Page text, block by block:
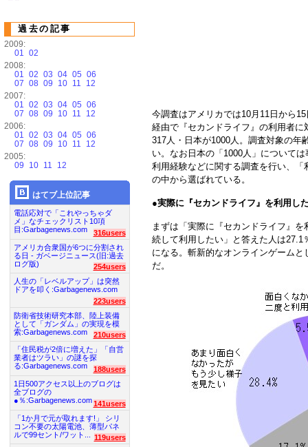
今調査はアメリカでは10月11日から
経由で『セカンドライフ』の利用者
317人・日本が1000人。調査対象の年
い。なお日本の「1000人」について
利用経験などに関する調査を行い、
の中から選ばれている。
●実際に『セカンドライフ』を利用し
まずは「実際に『セカンドライフ』
続して利用したい」と答えた人は
になる。斬新的なオンラインゲーム
だ。
過去の記事
2009:
01 02
2008:
01 02 03 04 05 06
07 08 09 10 11
12
2007:
01 02 03 04 05 06
07 08 09 10 11
12
2006:
01 02 03 04 05 06
07 08 09 10 11
12
2005:
09
10 11 12
はてブ上位記事
電話応対で「これやっちゃダ
メ」なチェックリスト10項
目:Garbagenews.com
316users
アメリカ合衆国が6つに分割され
る日 - ガベージニュース(旧:過去
ログ版)
254users
人生の「レベルアップ」は突然
ドアを叩く:Garbagenews.com
223users
防衛省技術研究本部、陸上装備
として「ガンダム」の実現を模
索:Garbagenews.com
210users
「住民税が2倍に増えた」「自営
業者はツラい」の謎を探
る:Garbagenews.com
188users
1日500アクセス以上のブログは
全ブログの
●％:Garbagenews.com 141users
「1か月で元が取れます!」 シリ
コン不要の太陽電池、薄型パネ
ルで99セント/ワット...
119users